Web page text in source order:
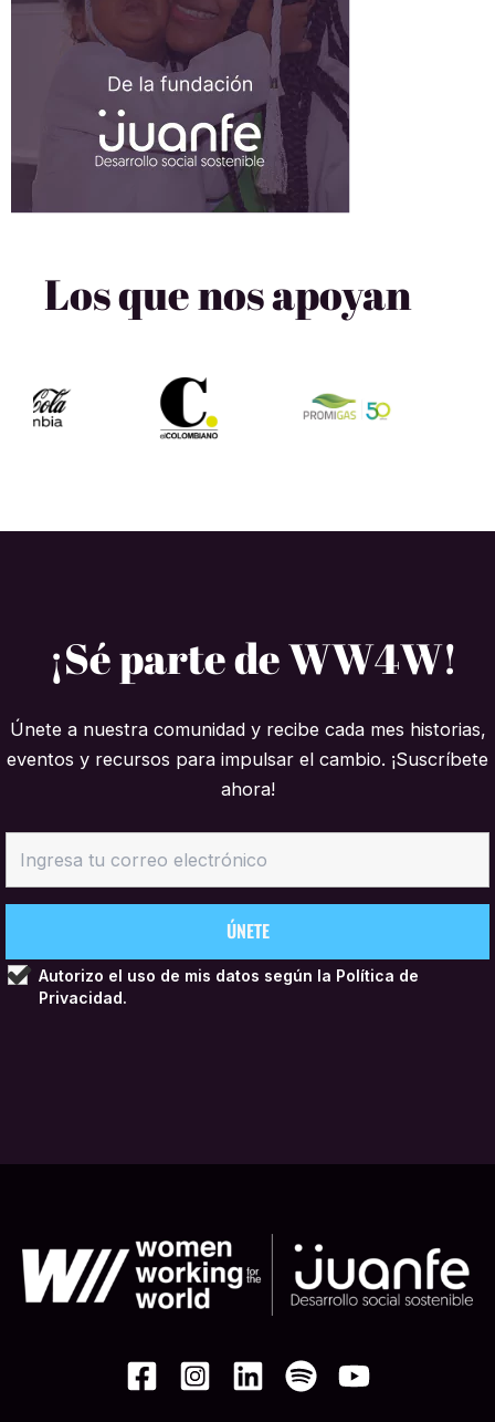
Los que nos apoyan
¡Sé parte de WW4W!
Únete a nuestra comunidad y recibe cada mes historias,
eventos y recursos para impulsar el cambio. ¡Suscríbete
ahora!
Autorizo el uso de mis datos según la Política de
Privacidad.